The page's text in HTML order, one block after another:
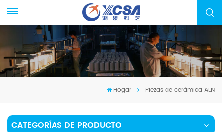
Hogar Piezas de cerámica ALN
CATEGORÍAS DE PRODUCTO